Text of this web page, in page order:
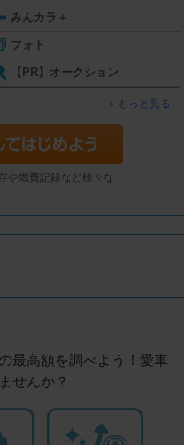
みんカラ＋
フォト
【PR】オークション
もっと見る
や燃費記録など様々な
最高額を調べよう！愛車
せんか？